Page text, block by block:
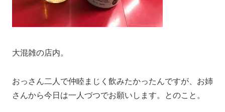
大混雑の店内。
おっさん二人で仲睦まじく飲みたかったんですが、お姉
さんから今日は一人づつでお願いします。とのこと。